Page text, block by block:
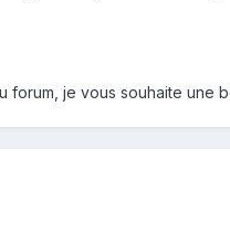
forum, je vous souhaite une